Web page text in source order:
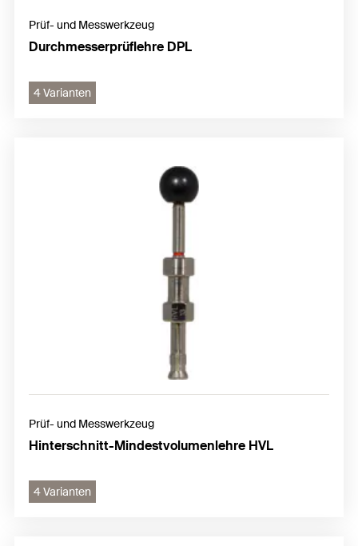
Prüf- und Messwerkzeug
Durchmesserprüflehre DPL
4 Varianten
Prüf- und Messwerkzeug
Hinterschnitt-Mindestvolumenlehre HVL
4 Varianten